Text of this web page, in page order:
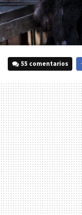
55 comentarios